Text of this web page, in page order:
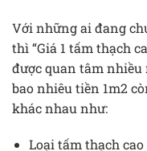
Với những ai đang
thì “Giá 1 tấm thạch
được quan tâm nhiều
bao nhiêu tiền 1m2
khác nhau như:
Loại tấm thạch cao